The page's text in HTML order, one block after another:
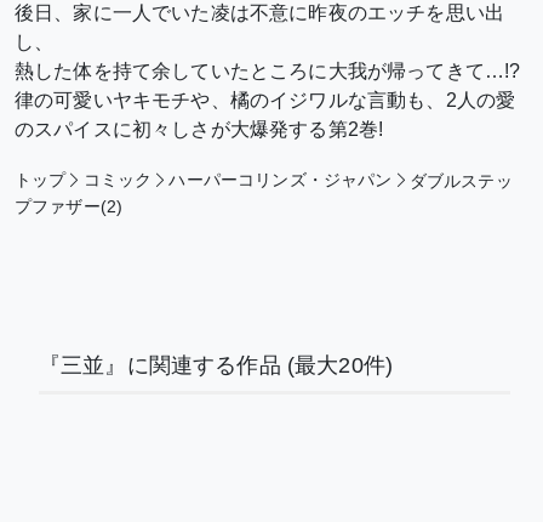
後日、家に一人でいた凌は不意に昨夜のエッチを思い出
し、
熱した体を持て余していたところに大我が帰ってきて…!?
律の可愛いヤキモチや、橘のイジワルな言動も、2人の愛
のスパイスに初々しさが大爆発する第2巻!
トップ コミック ハーパーコリンズ・ジャパン
ダブルステッ
プファザー(2)
『三並』に関連する作品 (最大20件)